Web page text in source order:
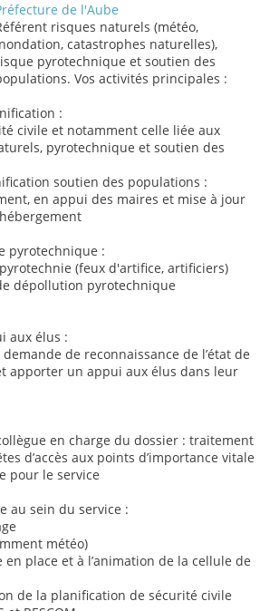
de l'Aube
risques naturels (météo,
catastrophes naturelles),
pyrotechnique et soutien des
Vos activités principales :
:
civile et notamment celle liée aux
pyrotechnique et soutien des
soutien des populations :
en appui des maires et mise à jour
pyrotechnique :
(feux d'artifice, artificiers)
dépollution pyrotechnique
aux élus :
de reconnaissance de l’état de
apporter un appui aux élus dans leur
en charge du dossier : traitement
d’accès aux points d’importance vitale
pour le service
au sein du service :
météo)
place et à l’animation de la cellule de
de la planification de sécurité civile